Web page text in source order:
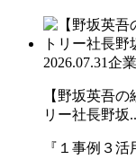
2026.07.31企
【野坂英吾
リー社長野坂
『１事例３